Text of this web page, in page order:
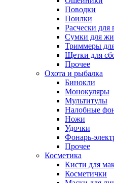
Поводки
Поилки
Расчески
Сумки для
Триммеры
Щетки для
Прочее
Охота и рыбалка
Бинокли
Монокуляры
Мультитулы
Налобные
Ножи
Удочки
Фонарь-
Прочее
Косметика
Кисти для
Косметички